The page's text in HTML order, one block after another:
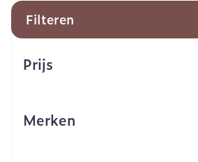
Filteren
Prijs
Merken